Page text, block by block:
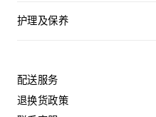
100%牛皮革衬里
羊皮革鞋垫
手绘皮革外底
布莱克鞋身结构
护理及保养
泽。为了让您的鞋履历久弥新
法：
配送服务
退换货政策